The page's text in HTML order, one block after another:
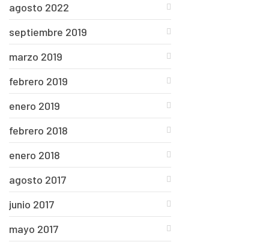
agosto 2022
septiembre 2019
marzo 2019
febrero 2019
enero 2019
febrero 2018
enero 2018
agosto 2017
junio 2017
mayo 2017